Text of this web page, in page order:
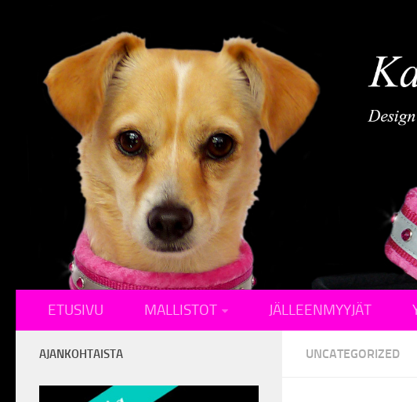
ETUSIVU MALLISTOT JÄLLEENMYYJÄT
UNCATEGORIZED
AJANKOHTAISTA